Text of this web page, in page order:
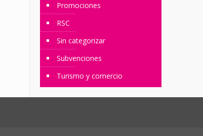
Promociones
RSC
Sin categorizar
Subvenciones
Turismo y comercio